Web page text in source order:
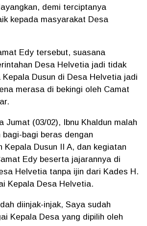
demi terciptanya
kepada masyarakat Desa
Edy tersebut, suasana
Desa Helvetia jadi tidak
Dusun di Desa Helvetia jadi
merasa di bekingi oleh Camat
Jumat (03/02), Ibnu Khaldun malah
bagi beras dengan
Kepala Dusun II A, dan kegiatan
Edy beserta jajarannya di
Helvetia tanpa ijin dari Kades H.
Kepala Desa Helvetia.
diinjak-injak, Saya sudah
Kepala Desa yang dipilih oleh